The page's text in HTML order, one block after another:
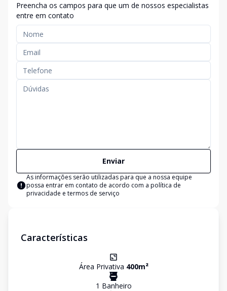
Preencha os campos para que um de nossos especialistas
entre em contato
Enviar
As informações serão utilizadas para que a nossa equipe
possa entrar em contato de acordo com a política de
privacidade e termos de serviço
Características
Área Privativa 400m²
1 Banheiro